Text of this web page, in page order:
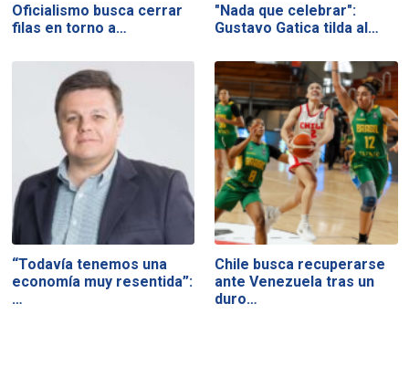
Oficialismo busca cerrar
filas en torno a…
"Nada que celebrar":
Gustavo Gatica tilda al…
“Todavía tenemos una
economía muy resentida”:
…
Chile busca recuperarse
ante Venezuela tras un
duro…